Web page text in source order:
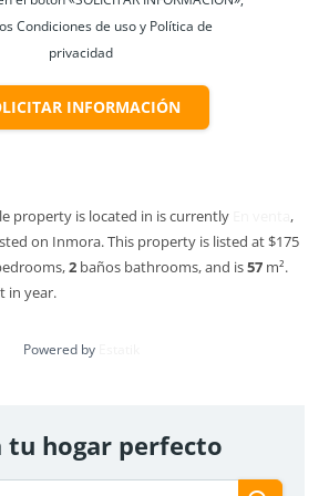
Condiciones de uso y Política de
privacidad
INFORMACIÓN
property is located in is currently
,
on Inmora. This property is listed at $175
2 baños bathrooms, and is57 m².
in year.
Powered by
tu hogar perfecto
– Altos de Fontibón Club
Oferta
venta